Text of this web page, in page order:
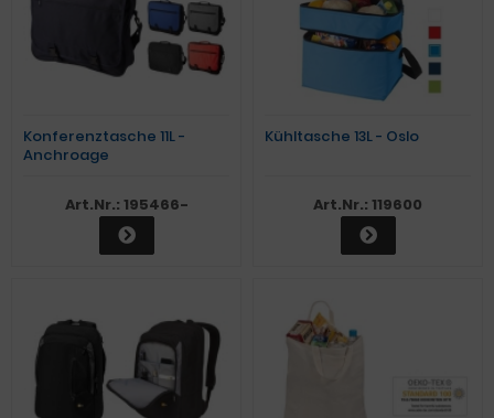
Konferenztasche 11L -
Anchroage
Art.Nr.: 195466-
Kühltasche 13L - Oslo
Art.Nr.: 119600